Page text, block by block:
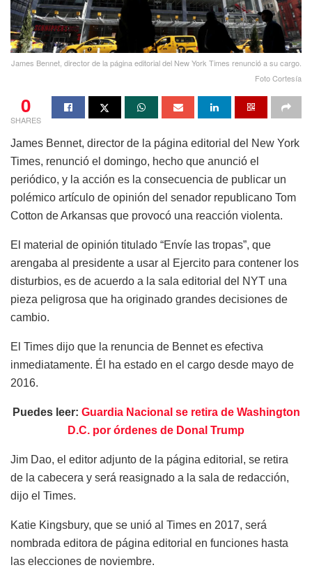
James Bennet, director de la página editorial del New York Times renunció a su cargo.
Foto Cortesía
0
SHARES
James Bennet, director de la página editorial del New York
Times, renunció el domingo, hecho que anunció el
periódico, y la acción es la consecuencia de publicar un
polémico artículo de opinión del senador republicano Tom
Cotton de Arkansas que provocó una reacción violenta.
El material de opinión titulado “Envíe las tropas”, que
arengaba al presidente a usar al Ejercito para contener los
disturbios, es de acuerdo a la sala editorial del NYT una
pieza peligrosa que ha originado grandes decisiones de
cambio.
El Times dijo que la renuncia de Bennet es efectiva
inmediatamente. Él ha estado en el cargo desde mayo de
2016.
Puedes leer: Guardia Nacional se retira de Washington
D.C. por órdenes de Donal Trump
Jim Dao, el editor adjunto de la página editorial, se retira
de la cabecera y será reasignado a la sala de redacción,
dijo el Times.
Katie Kingsbury, que se unió al Times en 2017, será
nombrada editora de página editorial en funciones hasta
las elecciones de noviembre.